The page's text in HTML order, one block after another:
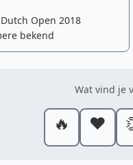
Open 2018
bekend
Wat vind je
🔥 ❤️